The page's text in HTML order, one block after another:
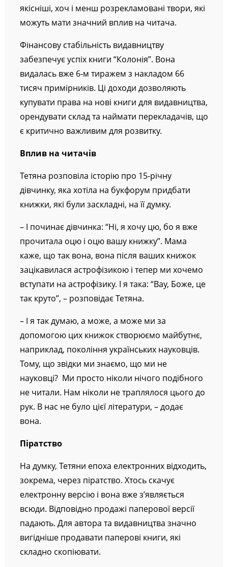
якісніші, хоч і менш розрекламовані твори, які
можуть мати значний вплив на читача.
Фінансову стабільність видавництву
забезпечує успіх книги “Колонія”. Вона
видалась вже 6-м тиражем з накладом 66
тисяч примірників. Ці доходи дозволяють
купувати права на нові книги для видавництва,
орендувати склад та наймати перекладачів, що
є критично важливим для розвитку.
Вплив на читачів
Тетяна розповіла історію про 15-річну
дівчинку, яка хотіла на букфорум придбати
книжки, які були заскладні, на її думку.
– І починає дівчинка: “Ні, я хочу цю, бо я вже
прочитала оцю і оцю вашу книжку”. Мама
каже, що так вона, вона після ваших книжок
зацікавилася астрофізикою і тепер ми хочемо
вступати на астрофізику. І я така: “Вау, Боже, це
так круто”, – розповідає Тетяна.
– І я так думаю, а може, а може ми за
допомогою цих книжок створюємо майбутнє,
наприклад, покоління українських науковців.
Тому, що звідки ми знаємо, що ми не
науковці? Ми просто ніколи нічого подібного
не читали. Нам ніколи не траплялося цього до
рук. В нас не було цієї літератури, – додає
вона.
Піратство
На думку, Тетяни епоха електронних відходить,
зокрема, через піратство. Хтось скачує
електронну версію і вона вже з’являється
всюди. Відповідно продажі паперової версії
падають. Для автора та видавництва значно
вигідніше продавати паперові книги, які
складно скопіювати.